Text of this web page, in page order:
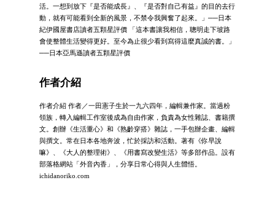
活。一想到放下『是否能成長』、『是否對自己有益』的目的去行
動，就有可能看到全新的風景，不禁令我興奮了起來。」──日本
紀伊國屋書店讀者五顆星評價 「這本書讓我相信，聰明走下坡路
會使整體生活變得更好。至今為止很少看到寫得這麼真誠的書。」
──日本亞馬遜讀者五顆星評價
作者介紹
作者介紹 作者／一田憲子生於一九六四年，編輯兼作家。當過粉
領族，轉入編輯工作室後成為自由作家，負責為女性雜誌、書籍撰
文。創辦《生活重心》和《熟齡穿搭》雜誌，一手包辦企畫、編輯
與撰文。常在日本各地奔波，忙於採訪和活動。著有《你早說
嘛》、《大人的整理術》、《用書寫改變生活》等多部作品。設有
部落格網站「外音內香」，分享日常心得與人生體悟。
ichidanoriko.com